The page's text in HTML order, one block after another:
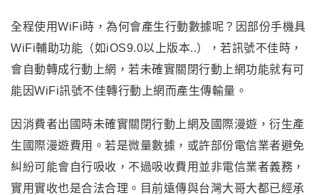
全程使用WiFi時，為何會產生行動數據呢？因部份手機具
WiFi輔助功能（如iOS9.0以上版本..），若訊號不佳時，
會自動轉成行動上網，若未確實關閉行動上網功能就有可
能因WiFi訊號不佳轉行動上網而產生傳輸量。
因消費者出國時未確實關閉行動上網及國際漫遊，衍生產
生國際漫遊費用。若是微量數據，或許部份電信業者避免
糾紛可能會自行吸收，不過吸收費用並非電信業者義務，
實用實收也是合法合理。目前遠傳與台灣大哥大都已經承